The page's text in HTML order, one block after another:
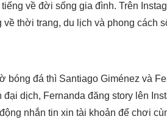
về đời sống gia đình. Trên
thời trang, du lịch và phong cách
bóng đá thì Santiago Giménez và
dịch, Fernanda đăng story lên
nhắn tin xin tài khoản để chơi